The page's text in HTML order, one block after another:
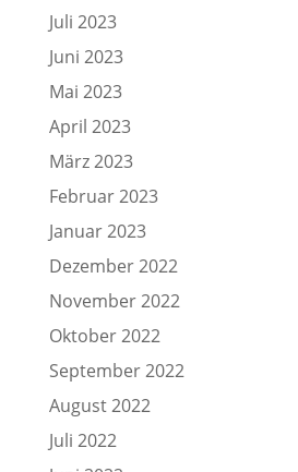
Juli 2023
Juni 2023
Mai 2023
April 2023
März 2023
Februar 2023
Januar 2023
Dezember 2022
November 2022
Oktober 2022
September 2022
August 2022
Juli 2022